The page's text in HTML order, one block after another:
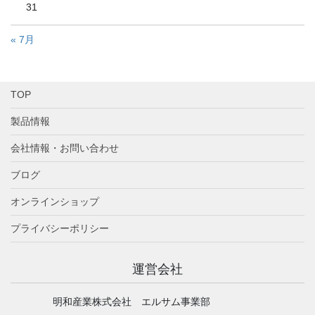
31
« 7月
TOP
製品情報
会社情報・お問い合わせ
ブログ
オンラインショップ
プライバシーポリシー
運営会社
明和産業株式会社 エルサム事業部